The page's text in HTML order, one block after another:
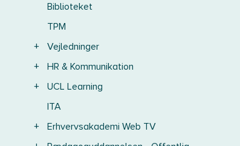
Biblioteket
TPM
+
Vejledninger
+
HR & Kommunikation
+
UCL Learning
ITA
+
Erhvervsakademi Web TV